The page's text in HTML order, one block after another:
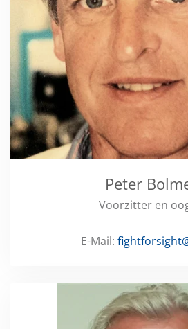
Peter
Voorzitter en
E-Mail: